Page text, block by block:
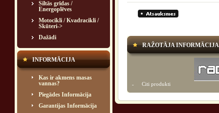
Siltās grīdas /
Energoplēves
Motocikli / Kvadracikli /
Skūteri->
Dažādi
INFORMĀCIJA
Kas ir akmens masas
vannas?
Piegādes Informācija
Garantijas Informācija
RAŽOTĀJA INFORMĀCIJA
- Citi produkti